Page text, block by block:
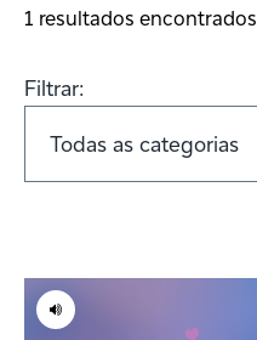
1 resultados encontrados
Filtrar: